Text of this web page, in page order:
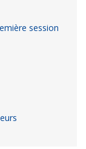
session